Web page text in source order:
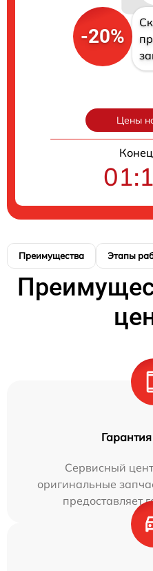
-20%
Цены
Преимущества Этапы
Сервисный
оригинальные
предоставляет